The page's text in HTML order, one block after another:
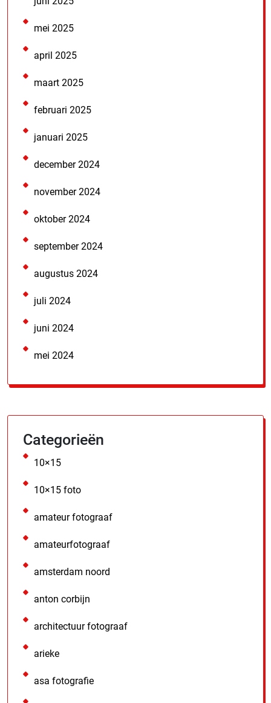
mei 2025
april 2025
maart 2025
februari 2025
januari 2025
december 2024
november 2024
oktober 2024
september 2024
augustus 2024
juli 2024
juni 2024
mei 2024
Categorieën
10×15
10×15 foto
amateur fotograaf
amateurfotograaf
amsterdam noord
anton corbijn
architectuur fotograaf
arieke
asa fotografie